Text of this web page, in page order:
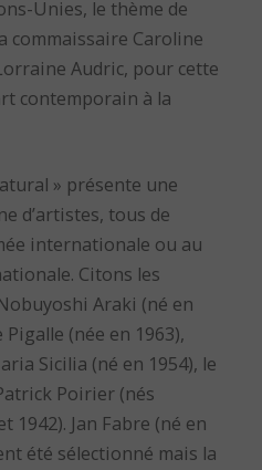
Unies, le thème de
commaissaire Caroline
Audric, pour cette
contemporain à la
» présente une
d’artistes, tous de
internationale ou au
Citons les
Araki (né en
(née en 1963),
Sicilia (né en 1954), le
Poirier (nés
1942). Jan Fabre (né en
été sélectionné mais la